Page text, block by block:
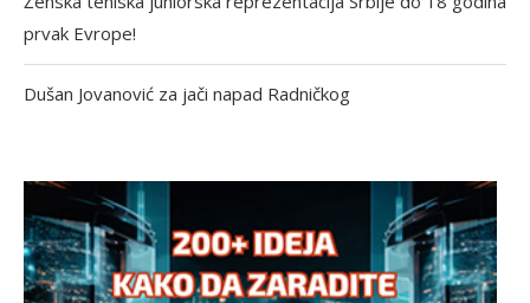
prvak Evrope!
Dušan Jovanović za jači napad Radničkog